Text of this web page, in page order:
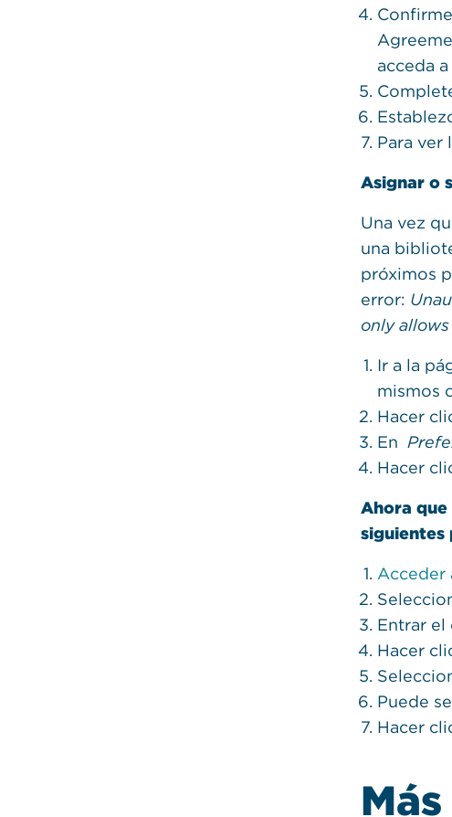
acceda
Para ver
Asignar o
Una vez
una
próximos
error:
only
Ir a la
mismos
Hacer
En
Hacer
Ahora
siguientes
Acceder
Entrar el
Hacer
Puede
Hacer
Más